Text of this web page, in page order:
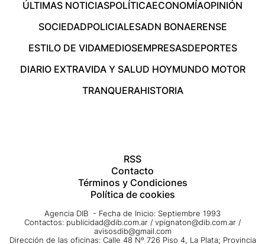
ÚLTIMAS NOTICIASPOLÍTICAECONOMÍAOPINIÓN
SOCIEDADPOLICIALESADN BONAERENSE
ESTILO DE VIDAMEDIOSEMPRESASDEPORTES
DIARIO EXTRAVIDA Y SALUD HOYMUNDO MOTOR
RSS
Contacto
Términos y Condiciones
Política de cookies
Agencia DIB - Fecha de Inicio: Septiembre 1993
Contactos:publicidad@dib.com.ar/vpignaton@dib.com.ar /